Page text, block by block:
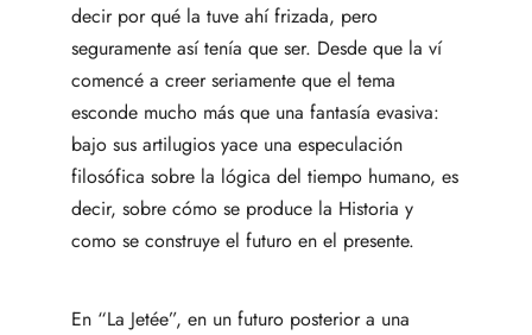
decir por qué la tuve ahí frizada, pero
seguramente así tenía que ser. Desde que la ví
comencé a creer seriamente que el tema
esconde mucho más que una fantasía evasiva:
bajo sus artilugios yace una especulación
filosófica sobre la lógica del tiempo humano, es
decir, sobre cómo se produce la Historia y
como se construye el futuro en el presente.
En “La Jetée”, en un futuro posterior a una